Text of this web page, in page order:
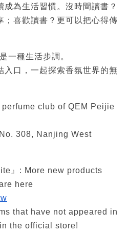
為生活習慣。沒時間讀書？
；喜歡讀書？更可以把心得傳
一種生活步調。
入口，一起探索香氛世界的無
club of QEM Peijie
308, Nanjing West
』: More new products
here
that have not appeared in
the official store!